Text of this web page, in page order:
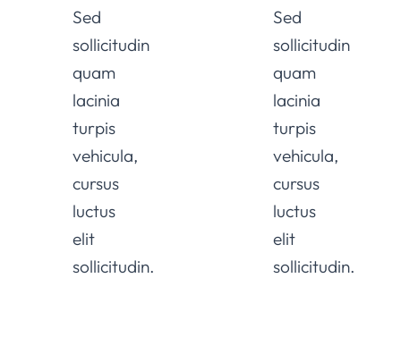
Sed
sollicitudin
quam
lacinia
turpis
vehicula,
cursus
luctus
elit
sollicitudin.
Sed
sollicitudin
quam
lacinia
turpis
vehicula,
cursus
luctus
elit
sollicitudin.